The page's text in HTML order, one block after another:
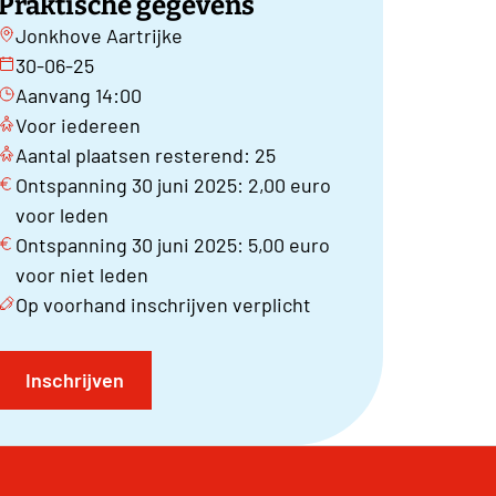
Jonkhove Aartrijke
30-06-25
Aanvang 14:00
Voor iedereen
Aantal plaatsen resterend: 25
Ontspanning 30 juni 2025: 2,00 euro
voor leden
Ontspanning 30 juni 2025: 5,00 euro
voor niet leden
Op voorhand inschrijven verplicht
Inschrijven